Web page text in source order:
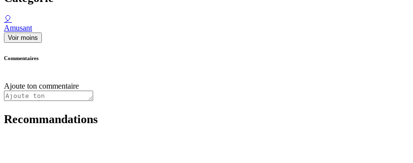
🎈
Amusant
Voir moins
Commentaires
Ajoute ton commentaire
Recommandations